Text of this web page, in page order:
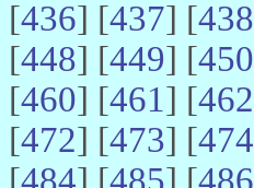
[436] [437] [438
[448] [449] [450
[460] [461] [462
[472] [473] [474